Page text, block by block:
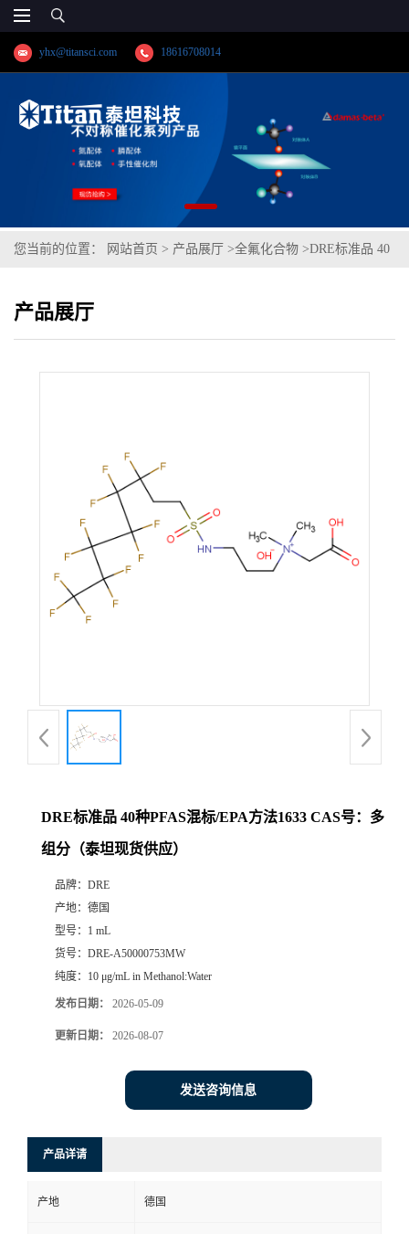
yhx@titansci.com 18616708014
您当前的位置： 网站首页 > 产品展厅 >全氟化合物 >DRE标准品 40
产品展厅
DRE标准品 40种PFAS混标/EPA方法1633 CAS号：多
组分（泰坦现货供应）
品牌： DRE
产地： 德国
型号： 1 mL
货号： DRE-A50000753MW
纯度： 10 μg/mL in Methanol:Water
发布日期： 2026-05-09
更新日期： 2026-08-07
发送咨询信息
产品详请
产地 德国